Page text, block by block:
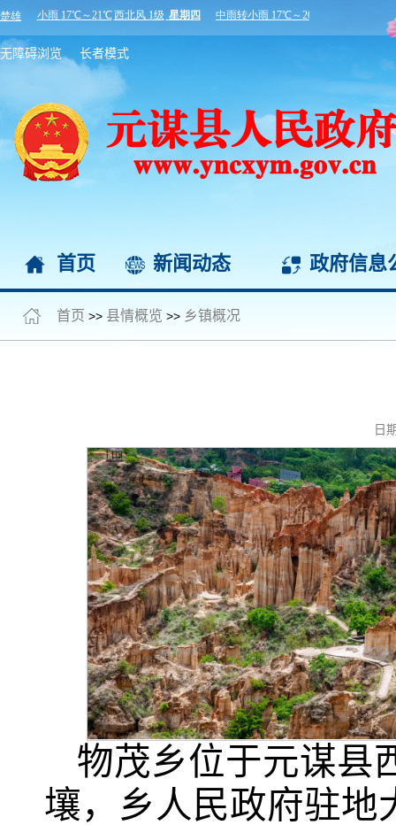
无障碍浏览 长者模式
首页 新闻动态 政府信息
首页 >> 县情概览 >> 乡镇概况
日
物茂乡位于元谋县
壤，乡人民政府驻地